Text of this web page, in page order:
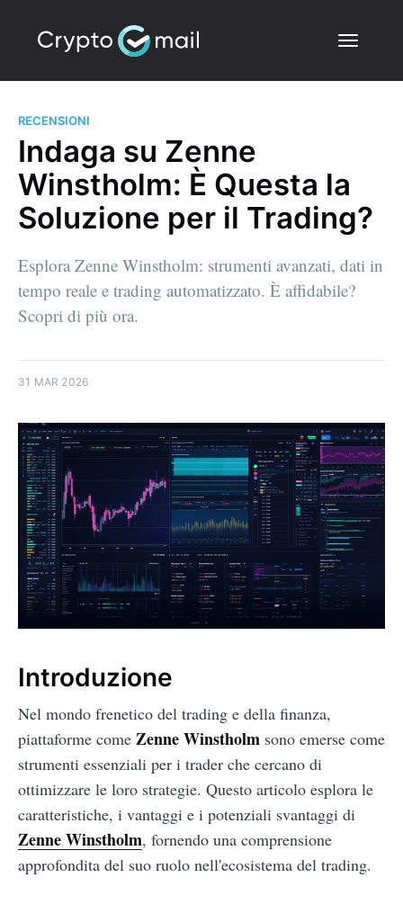
RECENSIONI
Indaga su Zenne
Winstholm: È Questa la
Soluzione per il Trading?
Esplora Zenne Winstholm: strumenti avanzati, dati in
tempo reale e trading automatizzato. È affidabile?
Scopri di più ora.
31 MAR 2026
Introduzione
Nel mondo frenetico del trading e della finanza,
piattaforme come Zenne Winstholm sono emerse come
strumenti essenziali per i trader che cercano di
ottimizzare le loro strategie. Questo articolo esplora le
caratteristiche, i vantaggi e i potenziali svantaggi di
Zenne Winstholm, fornendo una comprensione
approfondita del suo ruolo nell'ecosistema del trading.